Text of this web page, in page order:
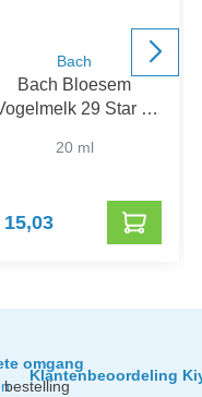
Bach
Bach Bloesem
29 Star of
20 ml
15,03
omgang
bestelling
Klantenbeoordeling